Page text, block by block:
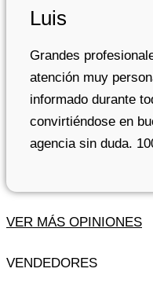
Luis
Grandes
atención muy
informado durante
convirtiéndose en
agencia sin duda.
VER MÁS OPINIONES
VENDEDORES